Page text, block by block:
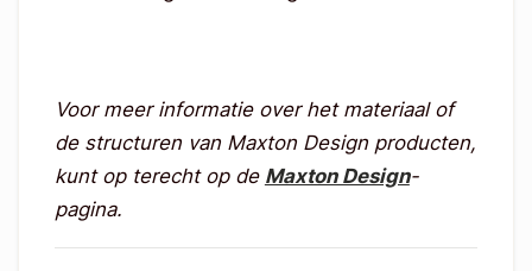
Voor meer informatie over het materiaal of
de structuren van Maxton Design producten,
kunt op terecht op de Maxton Design-
pagina.